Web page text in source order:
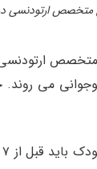
متخصص ارتودنسی
و برخی در